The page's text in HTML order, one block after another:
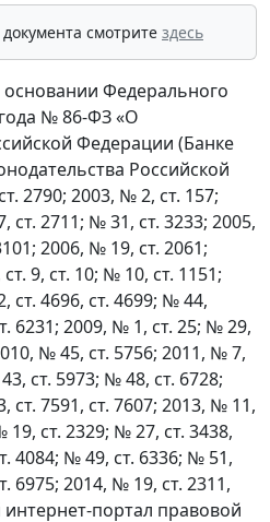
смотрите здесь
Федерального
№ 86-ФЗ «О
Федерации (Банке
Российской
2790; 2003, № 2, ст. 157;
ст. 2711; № 31, ст. 3233; 2005,
2006, № 19, ст. 2061;
9, ст. 10; № 10, ст. 1151;
ст. 4696, ст. 4699; № 44,
6231; 2009, № 1, ст. 25; № 29,
№ 45, ст. 5756; 2011, № 7,
ст. 5973; № 48, ст. 6728;
ст. 7591, ст. 7607; 2013, № 11,
ст. 2329; № 27, ст. 3438,
4084; № 49, ст. 6336; № 51,
6975; 2014, № 19, ст. 2311,
портал правовой